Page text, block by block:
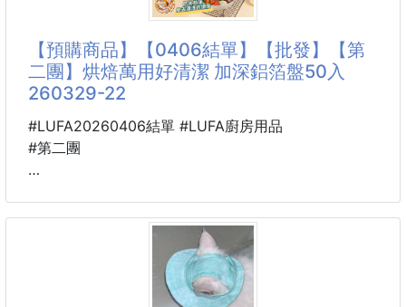
【預購商品】【0406結單】【批發】【第
二團】烘焙萬用好清潔 加深鋁箔盤50入
260329-22
#LUFA20260406結單 #LUFA廚房用品
#第二團
加深鋁箔盤50入 260329-22
烘烤、烘焙、烤肉、備菜